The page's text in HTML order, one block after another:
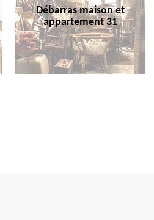
Débarras maison et
appartement 31